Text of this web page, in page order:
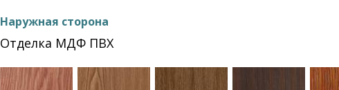
Наружная сторона
Отделка МДФ ПВХ